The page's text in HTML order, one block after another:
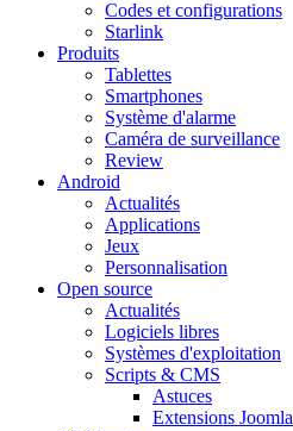
Codes et configurations
Starlink
Produits
Tablettes
Smartphones
Système d'alarme
Caméra de surveillance
Review
Android
Actualités
Applications
Jeux
Personnalisation
Open source
Actualités
Logiciels libres
Systèmes d'exploitation
Scripts & CMS
Astuces
Extensions Joomla